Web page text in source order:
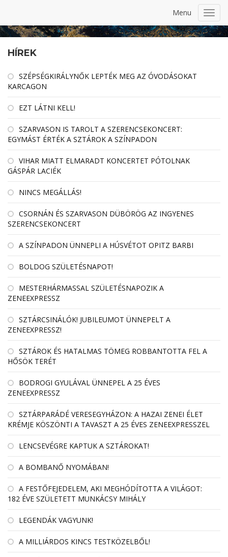
Menu
HÍREK
SZÉPSÉGKIRÁLYNŐK LEPTÉK MEG AZ ÓVODÁSOKAT
KARCAGON
EZT LÁTNI KELL!
SZARVASON IS TAROLT A SZERENCSEKONCERT:
EGYMÁST ÉRTÉK A SZTÁROK A SZÍNPADON
VIHAR MIATT ELMARADT KONCERTET PÓTOLNAK
GÁSPÁR LACIÉK
NINCS MEGÁLLÁS!
CSORNÁN ÉS SZARVASON DÜBÖRÖG AZ INGYENES
SZERENCSEKONCERT
A SZÍNPADON ÜNNEPLI A HÚSVÉTOT OPITZ BARBI
BOLDOG SZÜLETÉSNAPOT!
MESTERHÁRMASSAL SZÜLETÉSNAPOZIK A
ZENEEXPRESSZ
SZTÁRCSINÁLÓK! JUBILEUMOT ÜNNEPELT A
ZENEEXPRESSZ!
SZTÁROK ÉS HATALMAS TÖMEG ROBBANTOTTA FEL A
HŐSÖK TERÉT
BODROGI GYULÁVAL ÜNNEPEL A 25 ÉVES
ZENEEXPRESSZ
SZTÁRPARÁDÉ VERESEGYHÁZON: A HAZAI ZENEI ÉLET
KRÉMJE KÖSZÖNTI A TAVASZT A 25 ÉVES ZENEEXPRESSZEL
LENCSEVÉGRE KAPTUK A SZTÁROKAT!
A BOMBANŐ NYOMÁBAN!
A FESTŐFEJEDELEM, AKI MEGHÓDÍTOTTA A VILÁGOT:
182 ÉVE SZÜLETETT MUNKÁCSY MIHÁLY
LEGENDÁK VAGYUNK!
A MILLIÁRDOS KINCS TESTKÖZELBŐL!